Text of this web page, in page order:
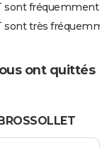
sont fréquemment
sont très
ont quittés